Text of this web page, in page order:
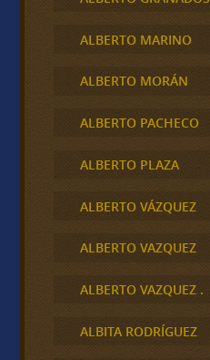
ALBERTO MARINO
ALBERTO MORÁN
ALBERTO PACHECO
ALBERTO PLAZA
ALBERTO VÁZQUEZ
ALBERTO VAZQUEZ
ALBERTO VAZQUEZ .
ALBITA RODRÍGUEZ